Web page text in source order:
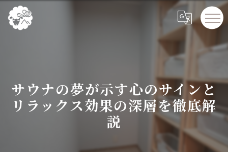
サウナの夢が示す心のサインと
リラックス効果の深層を徹底解
説